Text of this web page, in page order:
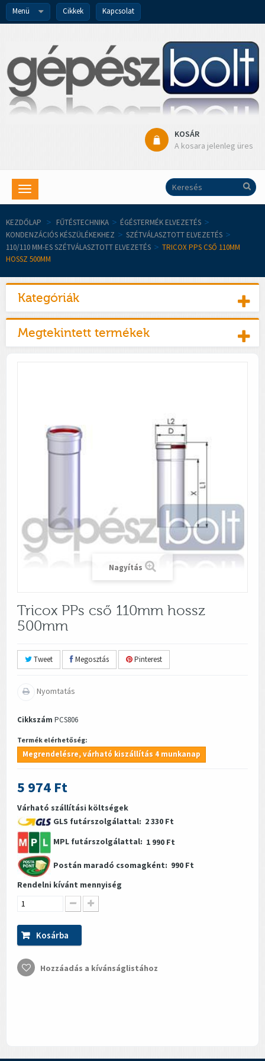
Menü Cikkek Kapcsolat
KOSÁR
A kosara jelenleg üres
Toggle
navigation
KEZDŐLAP > FŰTÉSTECHNIKA > ÉGÉSTERMÉK ELVEZETÉS >
KONDENZÁCIÓS KÉSZÜLÉKEKHEZ > SZÉTVÁLASZTOTT ELVEZETÉS >
110/110 MM-ES SZÉTVÁLASZTOTT ELVEZETÉS > TRICOX PPS CSŐ 110MM
HOSSZ 500MM
Kategóriák
Megtekintett termékek
Nagyítás
Tricox PPs cső 110mm hossz
500mm
Tweet Megosztás Pinterest
Nyomtatás
Cikkszám PCS806
Termék elérhetőség:
Megrendelésre, várható kiszállítás 4 munkanap
5 974 Ft
Várható szállítási költségek
GLS futárszolgálattal: 2 330 Ft
MPL futárszolgálattal: 1 990 Ft
Postán maradó csomagként: 990 Ft
Rendelni kívánt mennyiség
Kosárba
Hozzáadás a kívánságlistához